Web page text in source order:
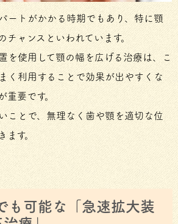
ートがかかる時期でもあり、特に顎
チャンスといわれています。
を使用して顎の幅を広げる治療は、こ
く利用することで効果が出やすくな
重要です。
ことで、無理なく歯や顎を適切な位
す。
も可能な「急速拡大装